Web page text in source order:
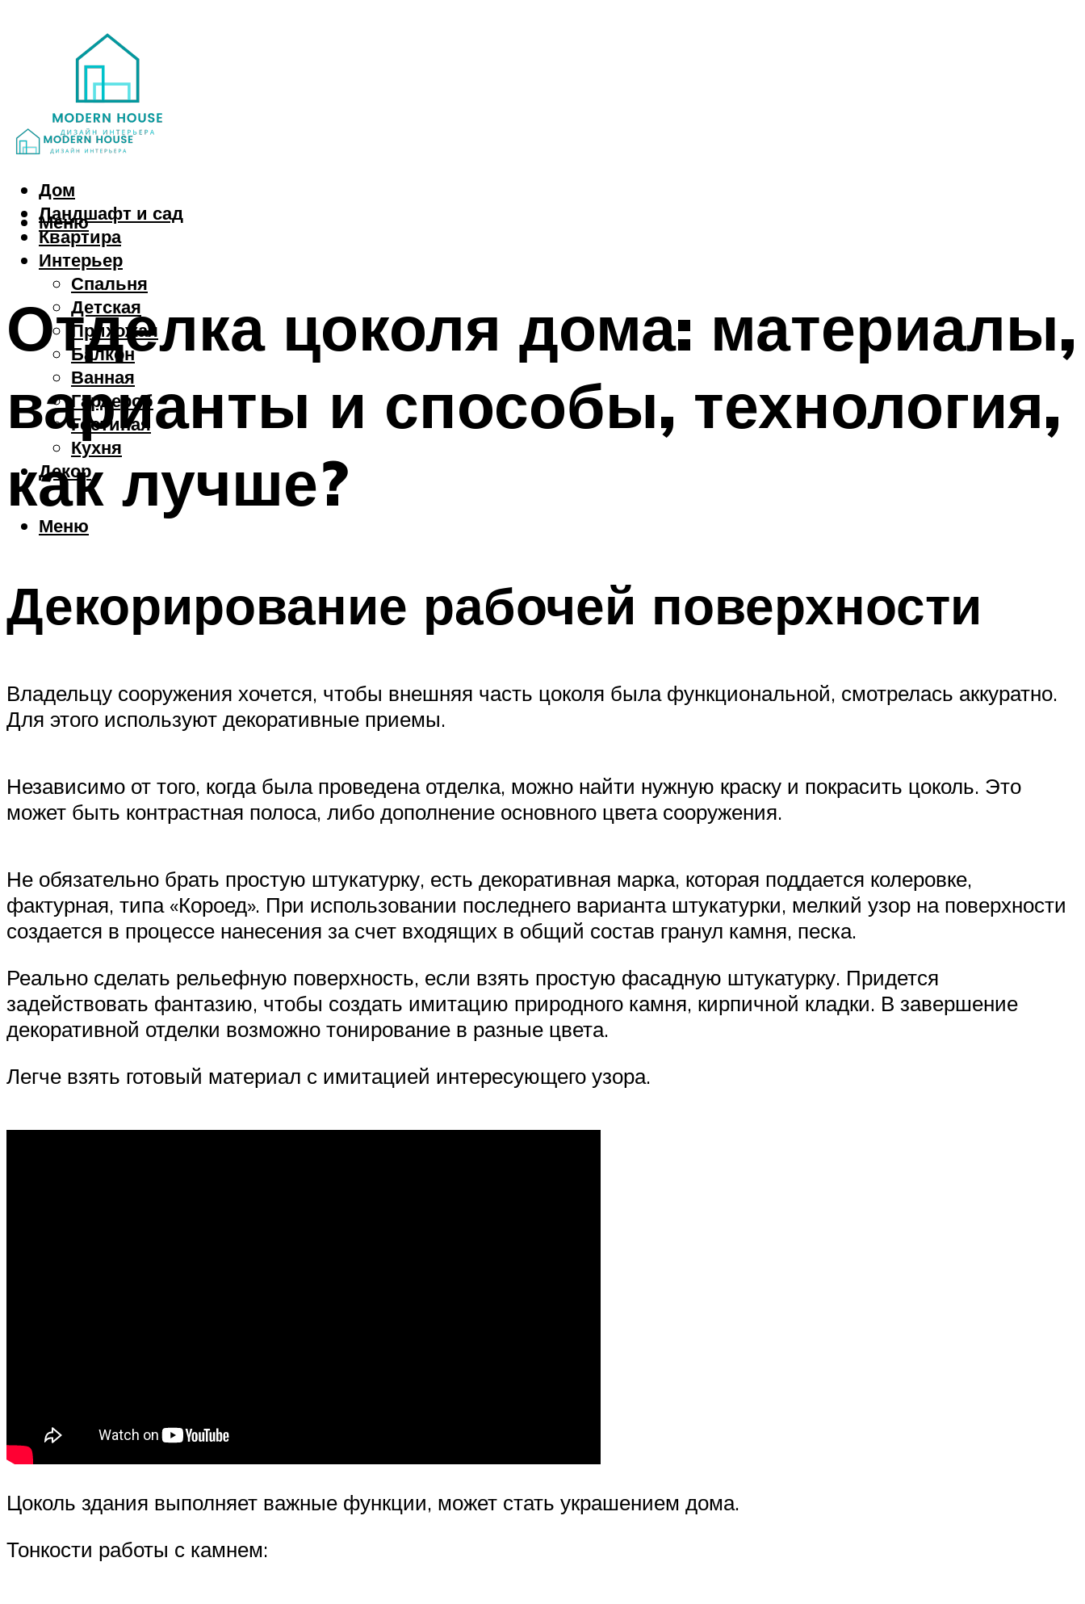
Дом
Ландшафт и сад
Квартира
Интерьер
Спальня
Детская
Прихожая
Балкон
Ванная
Гардероб
Гостиная
Кухня
Декор
Меню
Меню
Отделка цоколя дома: материалы,
варианты и способы, технология,
как лучше?
Декорирование рабочей поверхности
Владельцу сооружения хочется, чтобы внешняя часть цоколя была функциональной, смотрелась аккуратно.
Для этого используют декоративные приемы.
Независимо от того, когда была проведена отделка, можно найти нужную краску и покрасить цоколь. Это
может быть контрастная полоса, либо дополнение основного цвета сооружения.
Не обязательно брать простую штукатурку, есть декоративная марка, которая поддается колеровке,
фактурная, типа «Короед». При использовании последнего варианта штукатурки, мелкий узор на поверхности
создается в процессе нанесения за счет входящих в общий состав гранул камня, песка.
Реально сделать рельефную поверхность, если взять простую фасадную штукатурку. Придется
задействовать фантазию, чтобы создать имитацию природного камня, кирпичной кладки. В завершение
декоративной отделки возможно тонирование в разные цвета.
Легче взять готовый материал с имитацией интересующего узора.
Цоколь здания выполняет важные функции, может стать украшением дома.
Тонкости работы с камнем: